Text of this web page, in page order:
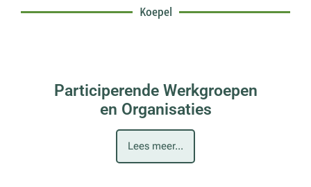
Koepel
Participerende Werkgroepen
en Organisaties
Lees meer...